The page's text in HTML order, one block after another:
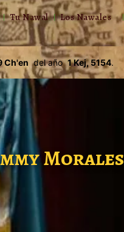
Tu Nawal Los Nawales
Ch'en del año1 Kej, 5154.
Morales